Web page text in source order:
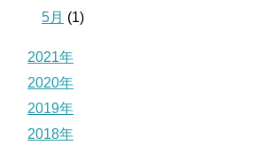
5月 (1)
2021年
2020年
2019年
2018年